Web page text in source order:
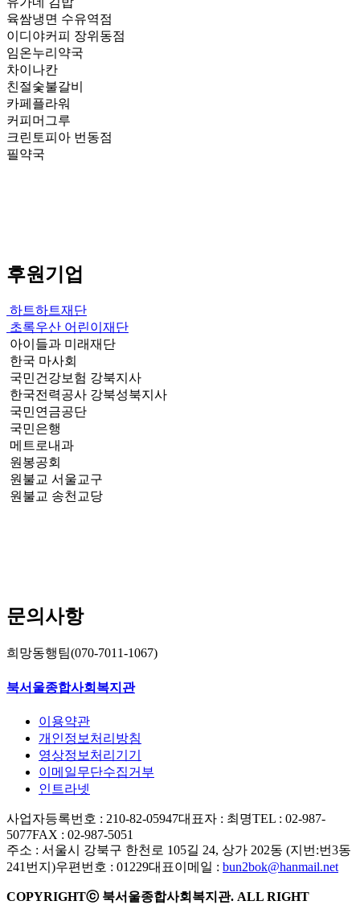
육쌈냉면 수유역점
이디야커피 장위동점
임온누리약국
차이나칸
친절숯불갈비
카페플라워
커피머그루
크린토피아 번동점
필약국
후원기업
하트하트재단
초록우산 어린이재단
아이들과 미래재단
한국 마사회
국민건강보험 강북지사
한국전력공사 강북성북지사
국민연금공단
국민은행
메트로내과
원봉공회
원불교 서울교구
원불교 송천교당
문의사항
희망동행팀(070-7011-1067)
북서울종합사회복지관
이용약관
개인정보처리방침
영상정보처리기기
이메일무단수집거부
인트라넷
사업자등록번호 : 210-82-05947대표자 : 최명TEL : 02-987-
5077FAX : 02-987-5051
주소 : 서울시 강북구 한천로 105길 24, 상가 202동 (지번:번3동
241번지)우편번호 : 01229대표이메일 : bun2bok@hanmail.net
COPYRIGHTⓒ 북서울종합사회복지관. ALL RIGHT